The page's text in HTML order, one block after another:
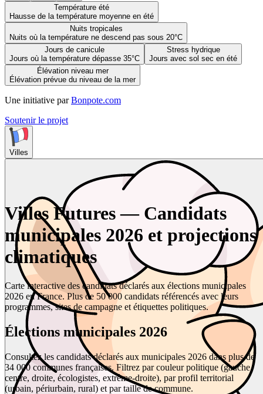
Température été
Hausse de la température moyenne en été
Nuits tropicales
Nuits où la température ne descend pas sous 20°C
Jours de canicule
Jours où la température dépasse 35°C
Stress hydrique
Jours avec sol sec en été
Élévation niveau mer
Élévation prévue du niveau de la mer
Une initiative par Bonpote.com
Soutenir le projet
Villes
Villes Futures — Candidats
municipales 2026 et projections
climatiques
Carte interactive des candidats déclarés aux élections municipales
2026 en France. Plus de 50 000 candidats référencés avec leurs
programmes, sites de campagne et étiquettes politiques.
Élections municipales 2026
Consultez les candidats déclarés aux municipales 2026 dans plus de
34 000 communes françaises. Filtrez par couleur politique (gauche,
centre, droite, écologistes, extrême-droite), par profil territorial
(urbain, périurbain, rural) et par taille de commune.